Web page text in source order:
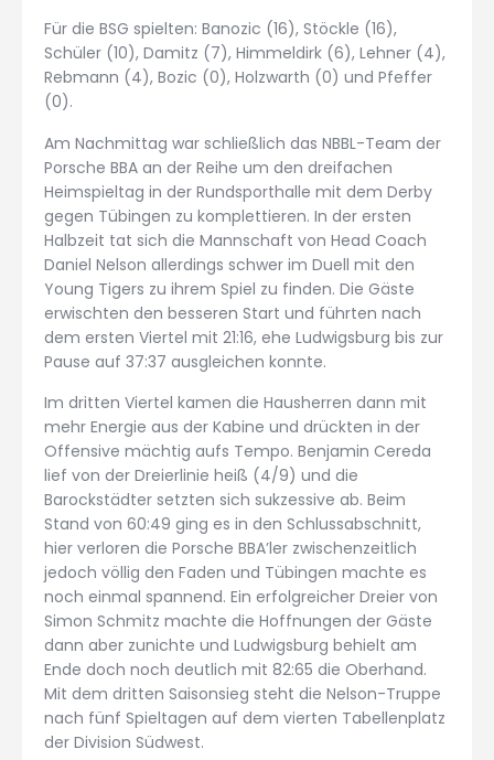
Für die BSG spielten: Banozic (16), Stöckle (16),
Schüler (10), Damitz (7), Himmeldirk (6), Lehner (4),
Rebmann (4), Bozic (0), Holzwarth (0) und Pfeffer
(0).
Am Nachmittag war schließlich das NBBL-Team der
Porsche BBA an der Reihe um den dreifachen
Heimspieltag in der Rundsporthalle mit dem Derby
gegen Tübingen zu komplettieren. In der ersten
Halbzeit tat sich die Mannschaft von Head Coach
Daniel Nelson allerdings schwer im Duell mit den
Young Tigers zu ihrem Spiel zu finden. Die Gäste
erwischten den besseren Start und führten nach
dem ersten Viertel mit 21:16, ehe Ludwigsburg bis zur
Pause auf 37:37 ausgleichen konnte.
Im dritten Viertel kamen die Hausherren dann mit
mehr Energie aus der Kabine und drückten in der
Offensive mächtig aufs Tempo. Benjamin Cereda
lief von der Dreierlinie heiß (4/9) und die
Barockstädter setzten sich sukzessive ab. Beim
Stand von 60:49 ging es in den Schlussabschnitt,
hier verloren die Porsche BBA’ler zwischenzeitlich
jedoch völlig den Faden und Tübingen machte es
noch einmal spannend. Ein erfolgreicher Dreier von
Simon Schmitz machte die Hoffnungen der Gäste
dann aber zunichte und Ludwigsburg behielt am
Ende doch noch deutlich mit 82:65 die Oberhand.
Mit dem dritten Saisonsieg steht die Nelson-Truppe
nach fünf Spieltagen auf dem vierten Tabellenplatz
der Division Südwest.